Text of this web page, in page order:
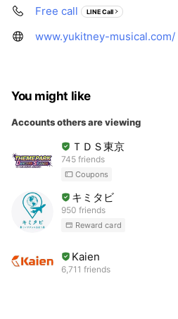
Free call
LINE Call
www.yukitney-musical.com/
You might like
Accounts others are viewing
ＴＤＳ東京
745 friends
Coupons
キミタビ
950 friends
Reward card
Kaien
6,711 friends